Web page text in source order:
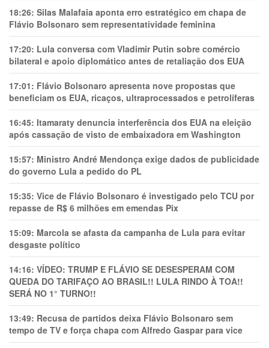
18:26: Silas Malafaia aponta erro estratégico em chapa de
Flávio Bolsonaro sem representatividade feminina
17:20: Lula conversa com Vladimir Putin sobre comércio
bilateral e apoio diplomático antes de retaliação dos EUA
17:01: Flávio Bolsonaro apresenta nove propostas que
beneficiam os EUA, ricaços, ultraprocessados e petrolíferas
16:45: Itamaraty denuncia interferência dos EUA na eleição
após cassação de visto de embaixadora em Washington
15:57: Ministro André Mendonça exige dados de publicidade
do governo Lula a pedido do PL
15:35: Vice de Flávio Bolsonaro é investigado pelo TCU por
repasse de R$ 6 milhões em emendas Pix
15:09: Marcola se afasta da campanha de Lula para evitar
desgaste político
14:16: VÍDEO: TRUMP E FLÁVIO SE DESESPERAM COM
QUEDA DO TARIFAÇO AO BRASIL!! LULA RINDO À TOA!!
SERÁ NO 1° TURNO!!
13:49: Recusa de partidos deixa Flávio Bolsonaro sem
tempo de TV e força chapa com Alfredo Gaspar para vice